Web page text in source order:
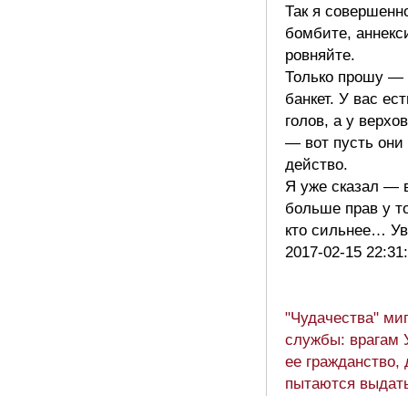
Так я
бомбите,
ровняйте.
Только прошу —
банкет. У вас
голов, а у
— вот пусть
действо.
Я уже сказал —
больше прав у
кто сильнее…
2017-02-15
"Чудачества"
службы: врагам
ее гражданство,
пытаются